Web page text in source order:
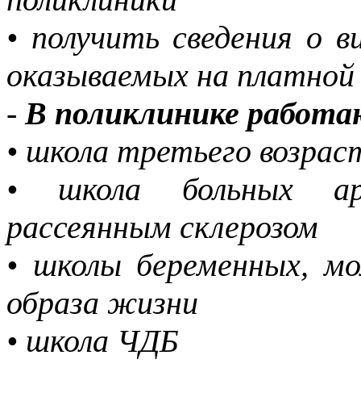
• получить сведения о
оказываемых на
- В поликлинике
• школа третьего
• школа больных
рассеянным склерозом
• школы беременных,
образа жизни
• школа ЧДБ